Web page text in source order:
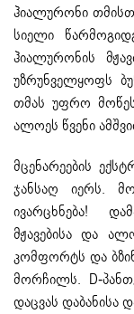
ჰიალურონი
სიელი
ჰიალურონის
უზრუნველყოფს
თმას უფრო
ალოეს წვენი
მცენარეების
ჯანსაღ იერს.
ივარცხნება!
მჟავებისა და
კომფორტს და
მორჩილს. D-
დაცვას დაბანისა